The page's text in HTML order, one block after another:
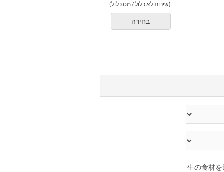
(שירות לא כלול / מס כלול)
בחירה
生の食材